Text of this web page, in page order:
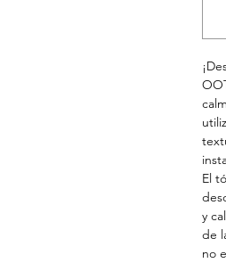
El
y
de
no